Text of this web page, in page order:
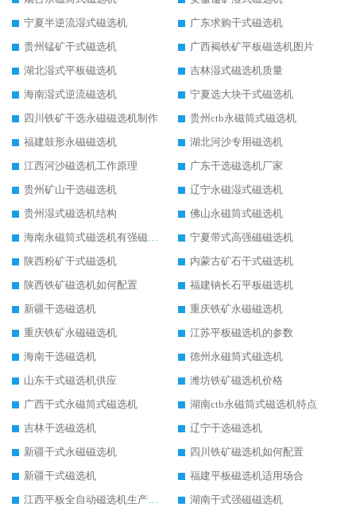
宁夏半逆流湿式磁选机
广东求购干式磁选机
贵州锰矿干式磁选机
广西褐铁矿平板磁选机图片
湖北湿式平板磁选机
吉林湿式磁选机质量
海南湿式逆流磁选机
宁夏选大块干式磁选机
四川铁矿干选永磁磁选机制作
贵州ctb永磁筒式磁选机
福建鼓形永磁磁选机
湖北河沙专用磁选机
江西河沙磁选机工作原理
广东干选磁选机厂家
贵州矿山干选磁选机
辽宁永磁湿式磁选机
贵州湿式磁选机结构
佛山永磁筒式磁选机
海南永磁筒式磁选机有强磁的吗
宁夏带式高强磁磁选机
陕西粉矿干式磁选机
内蒙古矿石干式磁选机
陕西铁矿磁选机如何配置
福建钠长石平板磁选机
新疆干选磁选机
重庆铁矿永磁磁选机
重庆铁矿永磁磁选机
江苏平板磁选机的参数
海南干选磁选机
德州永磁筒式磁选机
山东干式磁选机供应
潍坊铁矿磁选机价格
广西干式永磁筒式磁选机
湖南ctb永磁筒式磁选机特点
吉林干选磁选机
辽宁干选磁选机
新疆干式永磁磁选机
四川铁矿磁选机如何配置
新疆干式磁选机
福建平板磁选机适用场合
江西平板全自动磁选机生产厂家
湖南干式强磁磁选机